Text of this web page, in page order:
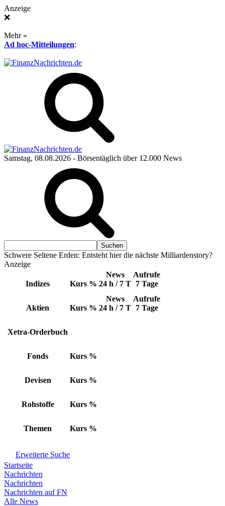
Anzeige
❌
Mehr »
Ad hoc-Mitteilungen:
Samstag, 08.08.2026 - Börsentäglich über 12.000 News
Schwere Seltene Erden: Entsteht hier die nächste Milliardenstory?
Anzeige
Indizes Kurs %
News
24 h / 7 T
Aufrufe
7 Tage
Aktien Kurs %
News
24 h / 7 T
Aufrufe
7 Tage
Xetra-Orderbuch
Fonds Kurs %
Devisen Kurs %
Rohstoffe Kurs %
Themen Kurs %
Erweiterte Suche
Startseite
Nachrichten
Nachrichten
Nachrichten auf FN
Alle News